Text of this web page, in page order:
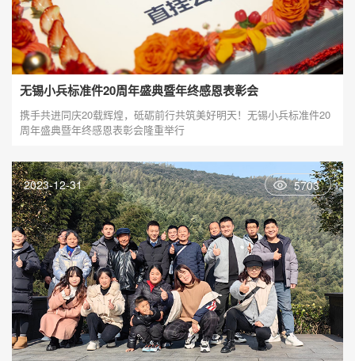
无锡小兵标准件20周年盛典暨年终感恩表彰会
携手共进同庆20载辉煌，砥砺前行共筑美好明天！无锡小兵标准件20
周年盛典暨年终感恩表彰会隆重举行
2023-12-31 5703